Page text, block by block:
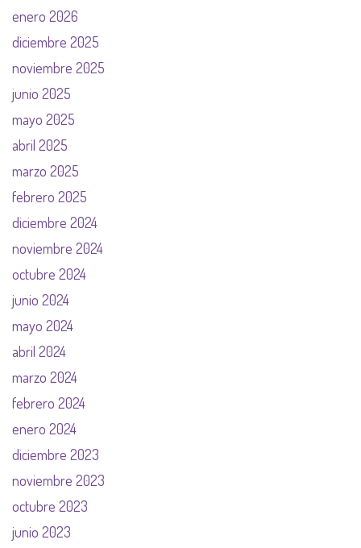
enero 2026
diciembre 2025
noviembre 2025
junio 2025
mayo 2025
abril 2025
marzo 2025
febrero 2025
diciembre 2024
noviembre 2024
octubre 2024
junio 2024
mayo 2024
abril 2024
marzo 2024
febrero 2024
enero 2024
diciembre 2023
noviembre 2023
octubre 2023
junio 2023